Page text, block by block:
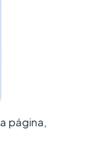
página,